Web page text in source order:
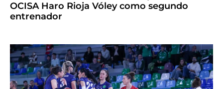
OCISA Haro Rioja Vóley como segundo
entrenador